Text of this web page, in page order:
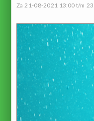
Za 21-08-2021 13:00 t/m